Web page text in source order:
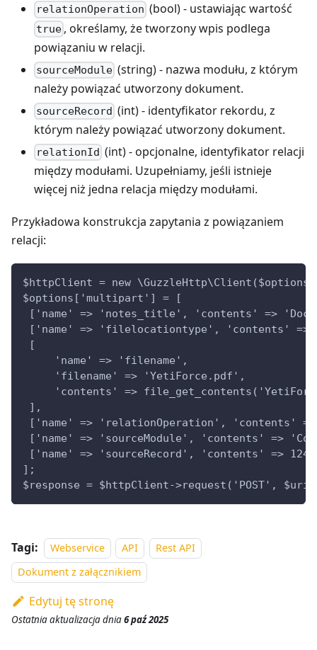
relationOperation (bool) - ustawiając wartość
true , określamy, że tworzony wpis podlega
powiązaniu w relacji.
sourceModule (string) - nazwa modułu, z którym
należy powiązać utworzony dokument.
sourceRecord (int) - identyfikator rekordu, z
którym należy powiązać utworzony dokument.
relationId (int) - opcjonalne, identyfikator relacji
między modułami. Uzupełniamy, jeśli istnieje
więcej niż jedna relacja między modułami.
Przykładowa konstrukcja zapytania z powiązaniem
relacji:
$httpClient = new
$options['multipart'] = [
['name' => 'notes_title', 'contents' =>
['name' => 'filelocationtype', 'contents'
[
     'name' => 'filename',
     'filename' => 'YetiForce.pdf',
'contents' =>
],
['name' => 'relationOperation', 'contents'
['name' => 'sourceModule', 'contents' =>
['name' => 'sourceRecord', 'contents' => 124]
];
$response = $httpClient->request('POST',
Tagi: Webservice API
Rest API
Dokument z załącznikiem
Edytuj tę stronę
Ostatnia aktualizacjadnia6 paź 2025